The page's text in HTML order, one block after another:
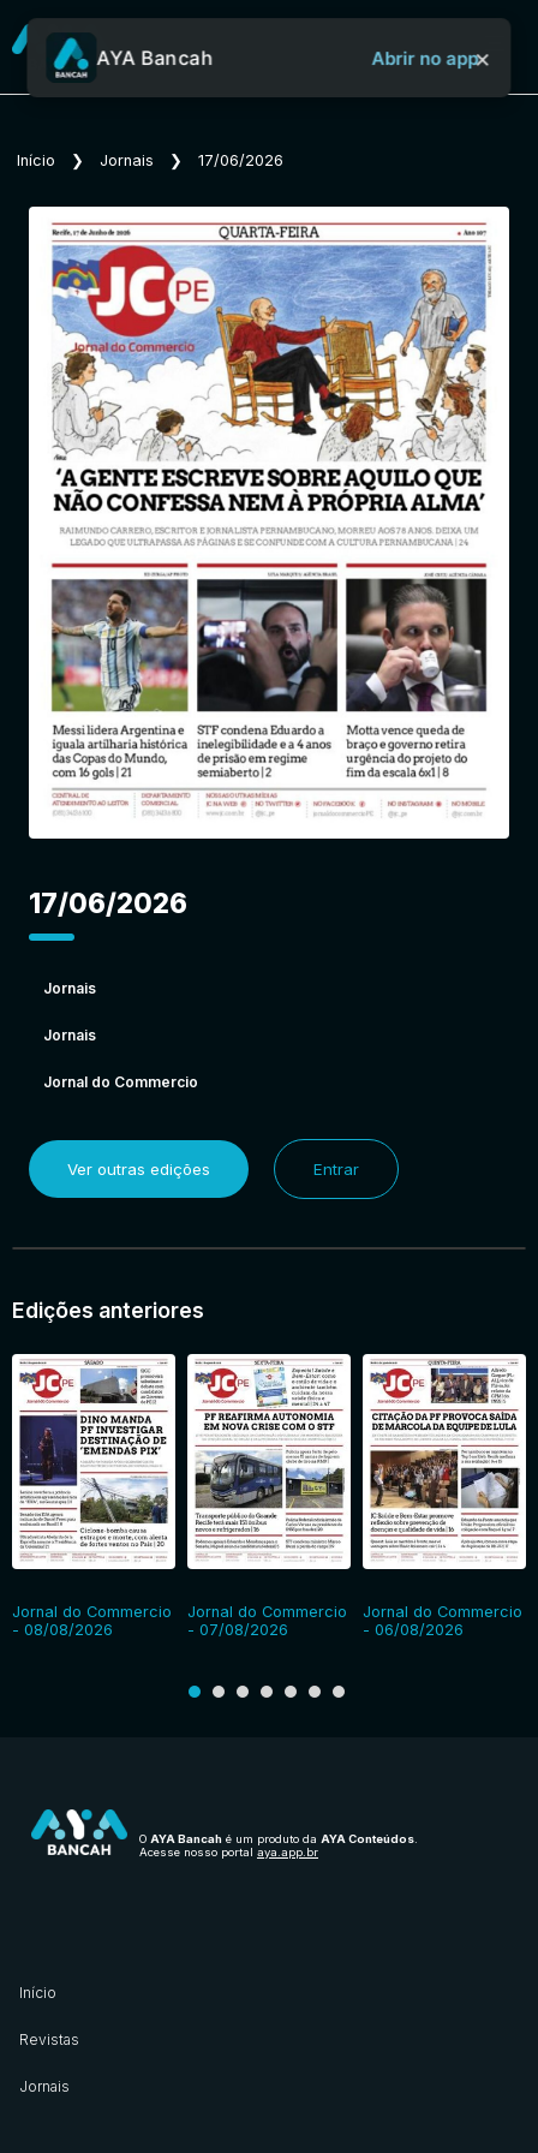
Sobre o Aya Bancah
Início
Revistas
Jornais
Notícias
Entrar
AYA Bancah Abrir no app×
Início ❯ Jornais ❯ 17/06/2026
17/06/2026
Jornais
Jornais
Jornal do Commercio
Ver outras edições Entrar
Edições anteriores
Jornal do Commercio
- 08/08/2026
Jornal do Commercio
- 07/08/2026
Jornal do Commercio
- 06/08/2026
O AYA Bancah é um produto da AYA Conteúdos
Acesse nosso portal aya.app.br
Início
Revistas
Jornais